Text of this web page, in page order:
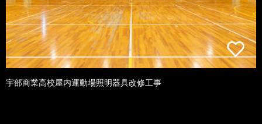
宇部商業高校屋内運動場照明器具改修工事